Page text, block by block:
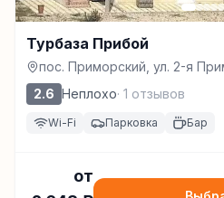
Турбаза Прибой
пос. Приморский, ул. 2-я
2.6 Неплохо· 1 отзывов
Wi-Fi Парковка Бар
от